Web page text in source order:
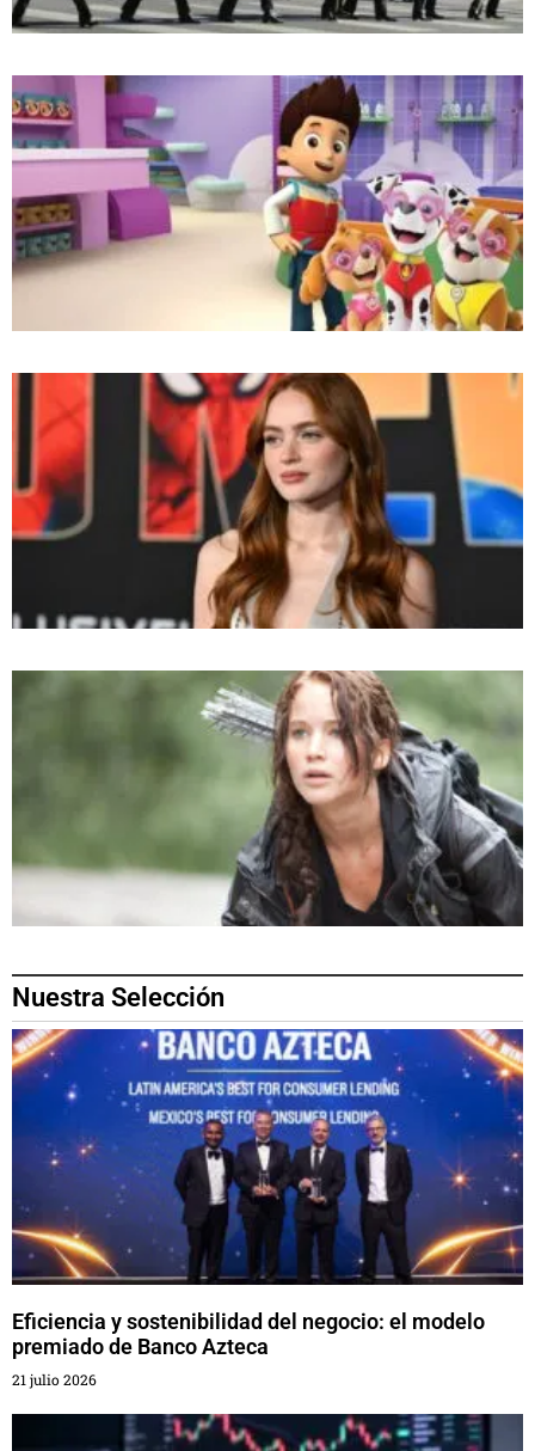
Nuestra Selección
Eficiencia y sostenibilidad del negocio: el modelo
premiado de Banco Azteca
21 julio 2026